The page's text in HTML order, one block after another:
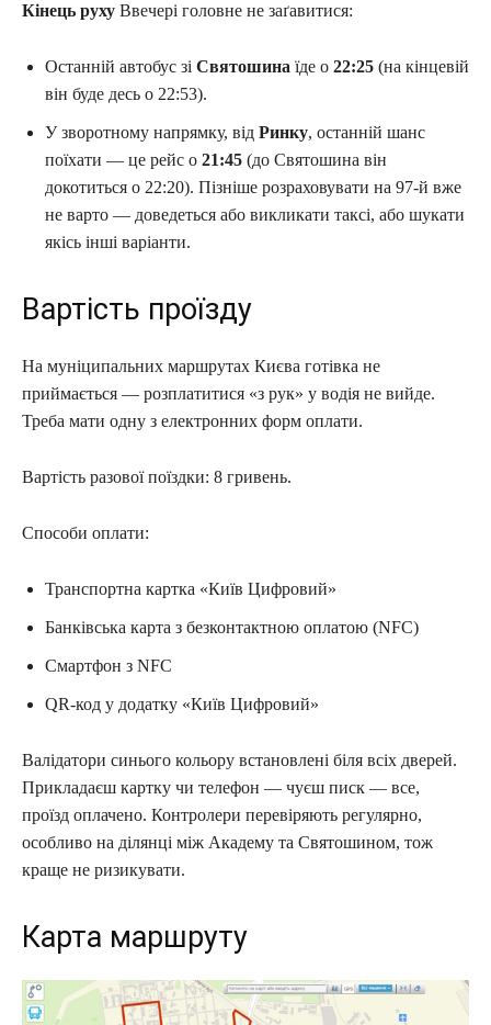
Кінець руху Ввечері головне не заґавитися:
Останній автобус зі Святошина їде о 22:25 (на кінцевій
він буде десь о 22:53).
У зворотному напрямку, від Ринку, останній шанс
поїхати — це рейс о 21:45 (до Святошина він
докотиться о 22:20). Пізніше розраховувати на 97-й вже
не варто — доведеться або викликати таксі, або шукати
якісь інші варіанти.
Вартість проїзду
На муніципальних маршрутах Києва готівка не
приймається — розплатитися «з рук» у водія не вийде.
Треба мати одну з електронних форм оплати.
Вартість разової поїздки: 8 гривень.
Способи оплати:
Транспортна картка «Київ Цифровий»
Банківська карта з безконтактною оплатою (NFC)
Смартфон з NFC
QR-код у додатку «Київ Цифровий»
Валідатори синього кольору встановлені біля всіх дверей.
Прикладаєш картку чи телефон — чуєш писк — все,
проїзд оплачено. Контролери перевіряють регулярно,
особливо на ділянці між Академу та Святошином, тож
краще не ризикувати.
Карта маршруту